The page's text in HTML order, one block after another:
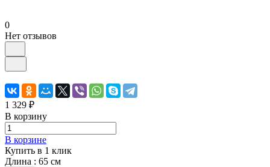
0
Нет отзывов
1 329 ₽
В корзину
В корзине
Купить в 1 клик
Длина : 65 см